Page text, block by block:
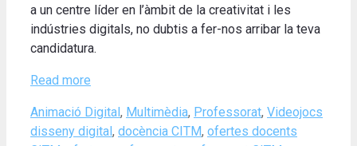
a un centre líder en l’àmbit de la creativitat i les
indústries digitals, no dubtis a fer-nos arribar la teva
candidatura.
Read more
Categories
Animació Digital , Multimèdia, Professorat, Videojocs
disseny digital , docència CITM, ofertes docents